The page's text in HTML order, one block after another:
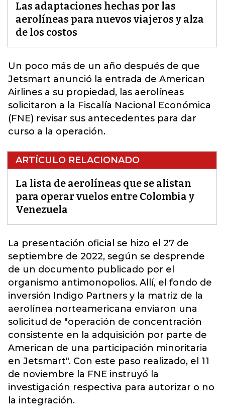
Las adaptaciones hechas por las
aerolíneas para nuevos viajeros y alza
de los costos
Un poco más de un año después de que
Jetsmart anunció la entrada de American
Airlines a su propiedad, las aerolíneas
solicitaron a la Fiscalía Nacional Económica
(FNE) revisar sus antecedentes para dar
curso a la operación.
ARTÍCULO RELACIONADO
La lista de aerolíneas que se alistan
para operar vuelos entre Colombia y
Venezuela
La presentación oficial se hizo el 27 de
septiembre de 2022, según se desprende
de un documento publicado por el
organismo antimonopolios. Allí, el fondo de
inversión Indigo Partners y la matriz de la
aerolínea norteamericana enviaron una
solicitud de "operación de concentración
consistente en la adquisición por parte de
American de una participación minoritaria
en Jetsmart". Con este paso realizado, el 11
de noviembre la FNE instruyó la
investigación respectiva para autorizar o no
la integración.